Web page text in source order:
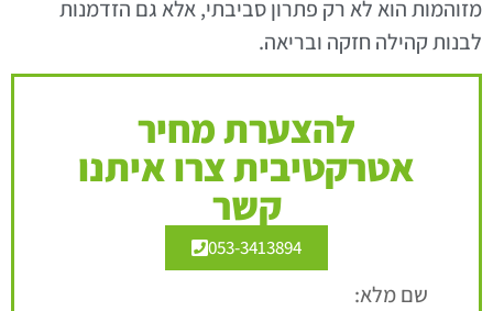
מזוהמות הוא לא רק פתרון סביבתי, אלא גם הזדמנות
לבנות קהילה חזקה ובריאה.
להצערת מחיר
אטרקטיבית צרו איתנו
קשר
053-3413894